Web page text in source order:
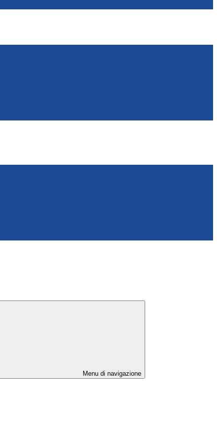
Menu di navigazione